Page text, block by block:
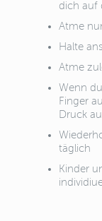
dich auf
Atme
Halte
Atme
Wenn
Finger
Druck
täglich
Kinder